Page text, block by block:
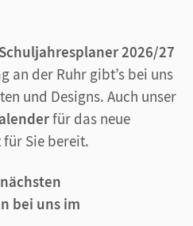
Schuljahresplaner 2026/27
an der Ruhr gibt’s bei uns
und Designs. Auch unser
für das neue
Sie bereit.
bei uns im